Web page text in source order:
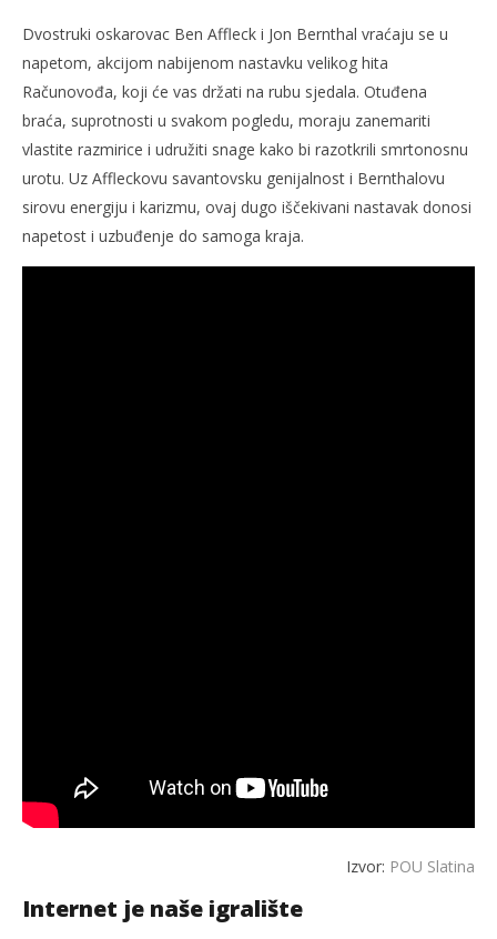
Dvostruki oskarovac Ben Affleck i Jon Bernthal vraćaju se u
napetom, akcijom nabijenom nastavku velikog hita
Računovođa, koji će vas držati na rubu sjedala. Otuđena
braća, suprotnosti u svakom pogledu, moraju zanemariti
vlastite razmirice i udružiti snage kako bi razotkrili smrtonosnu
urotu. Uz Affleckovu savantovsku genijalnost i Bernthalovu
sirovu energiju i karizmu, ovaj dugo iščekivani nastavak donosi
napetost i uzbuđenje do samoga kraja.
Izvor: POU Slatina
Internet je naše igralište